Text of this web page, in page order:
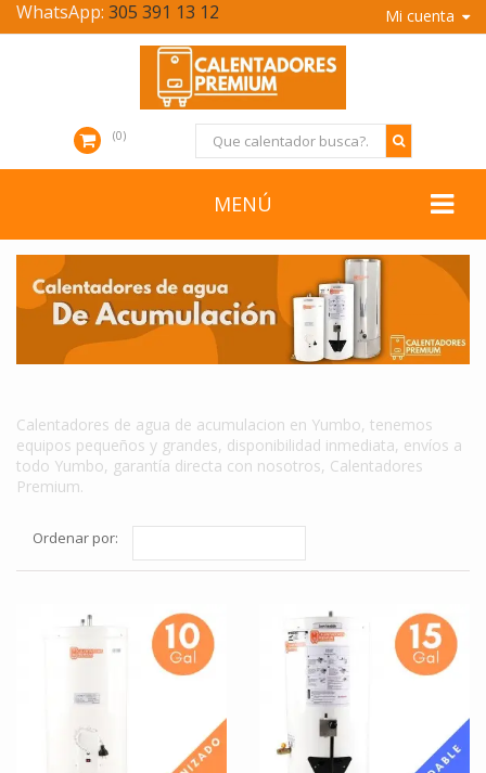
Mi cuenta
WhatsApp: 305 391 13 12
0
MENÚ
Calentadores de agua de acumulacion en Yumbo, tenemos
equipos pequeños y grandes, disponibilidad inmediata, envíos a
todo Yumbo, garantía directa con nosotros, Calentadores
Premium.
Ordenar por: